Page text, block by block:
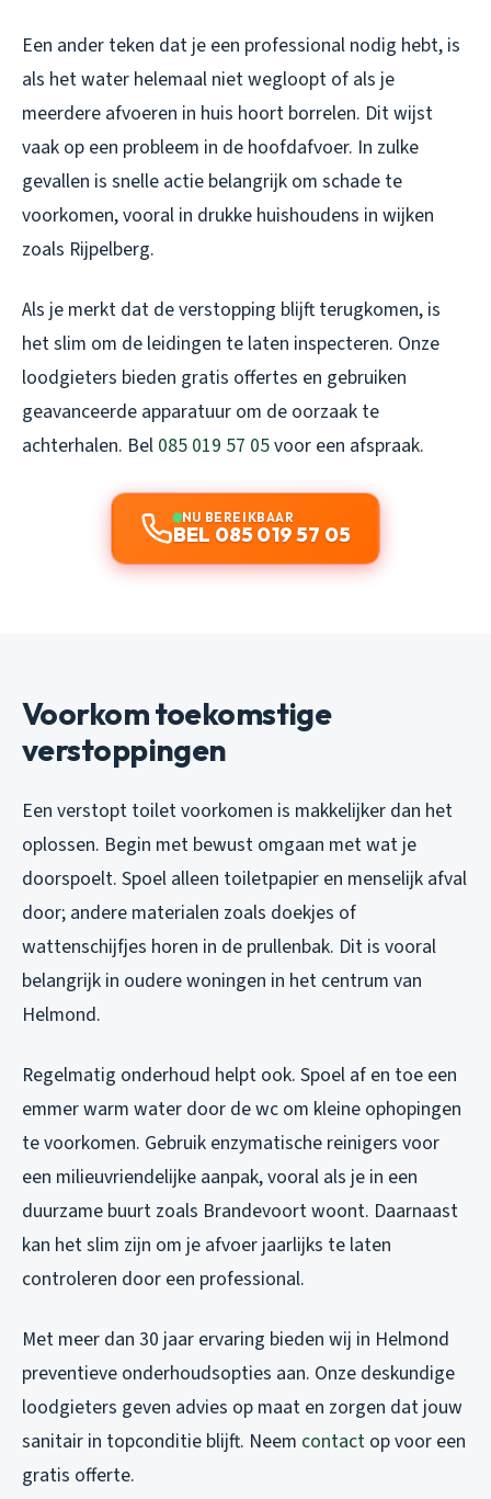
Een ander teken dat je een professional nodig hebt, is
als het water helemaal niet wegloopt of als je
meerdere afvoeren in huis hoort borrelen. Dit wijst
vaak op een probleem in de hoofdafvoer. In zulke
gevallen is snelle actie belangrijk om schade te
voorkomen, vooral in drukke huishoudens in wijken
zoals Rijpelberg.
Als je merkt dat de verstopping blijft terugkomen, is
het slim om de leidingen te laten inspecteren. Onze
loodgieters bieden gratis offertes en gebruiken
geavanceerde apparatuur om de oorzaak te
achterhalen. Bel 085 019 57 05voor een afspraak.
NU BEREIKBAAR
BEL 085 019 57 05
Voorkom toekomstige
verstoppingen
Een verstopt toilet voorkomen is makkelijker dan het
oplossen. Begin met bewust omgaan met wat je
doorspoelt. Spoel alleen toiletpapier en menselijk afval
door; andere materialen zoals doekjes of
wattenschijfjes horen in de prullenbak. Dit is vooral
belangrijk in oudere woningen in het centrum van
Helmond.
Regelmatig onderhoud helpt ook. Spoel af en toe een
emmer warm water door de wc om kleine ophopingen
te voorkomen. Gebruik enzymatische reinigers voor
een milieuvriendelijke aanpak, vooral als je in een
duurzame buurt zoals Brandevoort woont. Daarnaast
kan het slim zijn om je afvoer jaarlijks te laten
controleren door een professional.
Met meer dan 30 jaar ervaring bieden wij in Helmond
preventieve onderhoudsopties aan. Onze deskundige
loodgieters geven advies op maat en zorgen dat jouw
sanitair in topconditie blijft. Neem contact op voor een
gratis offerte.